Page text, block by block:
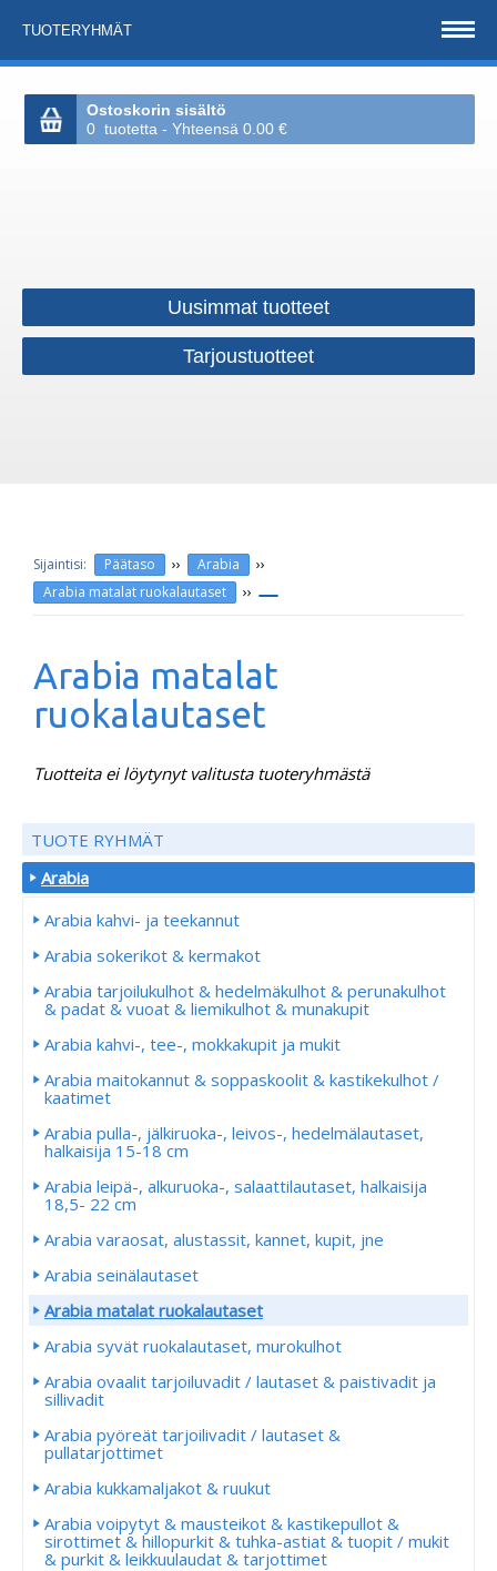
TUOTERYHMÄT
Ostoskorin sisältö
0 tuotetta - Yhteensä 0.00 €
Uusimmat tuotteet
Tarjoustuotteet
Päätaso ›› Arabia ››
Arabia matalat ruokalautaset ››
Arabia matalat
ruokalautaset
Tuotteita ei löytynyt valitusta tuoteryhmästä
TUOTE RYHMÄT
Arabia
Arabia kahvi- ja teekannut
Arabia sokerikot & kermakot
Arabia tarjoilukulhot & hedelmäkulhot & perunakulhot
& padat & vuoat & liemikulhot & munakupit
Arabia kahvi-, tee-, mokkakupit ja mukit
Arabia maitokannut & soppaskoolit & kastikekulhot /
kaatimet
Arabia pulla-, jälkiruoka-, leivos-, hedelmälautaset,
halkaisija 15-18 cm
Arabia leipä-, alkuruoka-, salaattilautaset, halkaisija
18,5- 22 cm
Arabia varaosat, alustassit, kannet, kupit, jne
Arabia seinälautaset
Arabia matalat ruokalautaset
Arabia syvät ruokalautaset, murokulhot
Arabia ovaalit tarjoiluvadit / lautaset & paistivadit ja
sillivadit
Arabia pyöreät tarjoilivadit / lautaset &
pullatarjottimet
Arabia kukkamaljakot & ruukut
Arabia voipytyt & mausteikot & kastikepullot &
sirottimet & hillopurkit & tuhka-astiat & tuopit / mukit
& purkit & leikkuulaudat & tarjottimet